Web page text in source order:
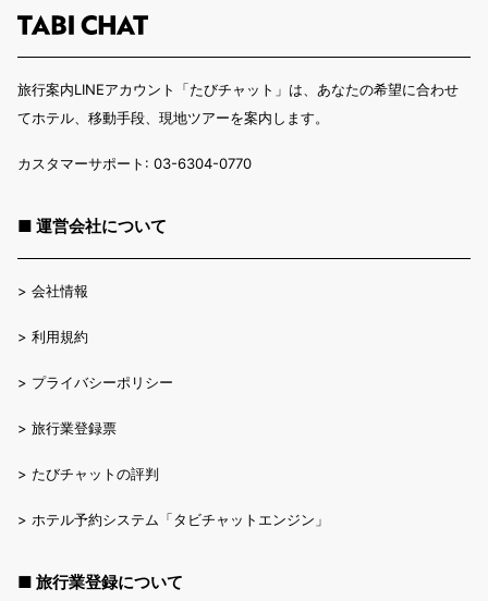
旅行案内LINEアカウント「たびチャット」は、あなたの希望に合わせ
てホテル、移動手段、現地ツアーを案内します。
カスタマーサポート: 03-6304-0770
■ 運営会社について
> 会社情報
> 利用規約
> プライバシーポリシー
> 旅行業登録票
> たびチャットの評判
> ホテル予約システム「タビチャットエンジン」
■ 旅行業登録について